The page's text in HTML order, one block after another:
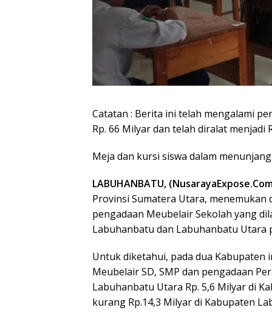
Catatan : Berita ini telah mengalami
Rp. 66 Milyar dan telah diralat menjadi
Meja dan kursi siswa dalam
LABUHANBATU,
Provinsi Sumatera Utara,
pengadaan Meubelair Sekolah yang
Labuhanbatu dan Labuhanbatu Utara
Untuk diketahui, pada dua Kabupaten
Meubelair SD, SMP dan pengadaan
Labuhanbatu Utara Rp. 5,6 Milyar di
kurang Rp.14,3 Milyar di Kabupaten